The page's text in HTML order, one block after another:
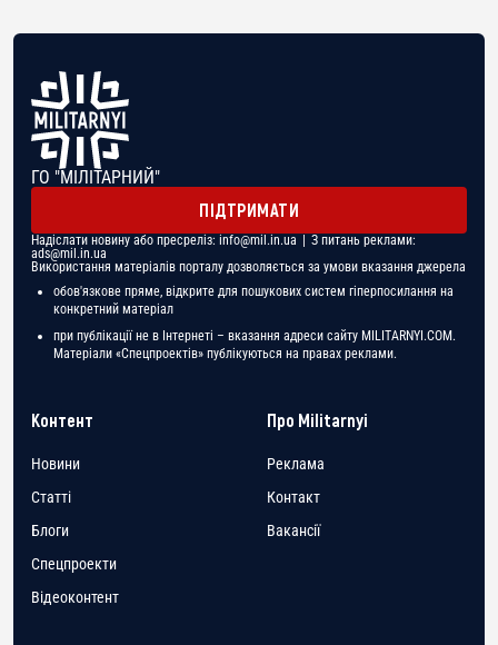
ГО "МІЛІТАРНИЙ"
ПІДТРИМАТИ
Надіслати новину або пресреліз: info@mil.in.ua | З питань реклами:
ads@mil.in.ua
Використання матеріалів порталу дозволяється за умови вказання джерела
обов'язкове пряме, відкрите для пошукових систем гіперпосилання на
конкретний матеріал
при публікації не в Інтернеті – вказання адреси сайту MILITARNYI.COM.
Матеріали «Спецпроектів» публікуються на правах реклами.
Контент
Новини
Статті
Блоги
Спецпроекти
Відеоконтент
Про Militarnyi
Реклама
Контакт
Вакансії